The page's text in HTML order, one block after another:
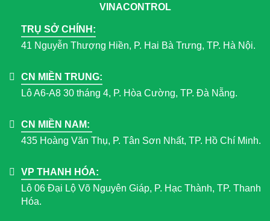
VINACONTROL
TRỤ SỞ CHÍNH:
41 Nguyễn Thượng Hiền, P. Hai Bà Trưng, TP. Hà Nội.
CN MIỀN TRUNG:
Lô A6-A8 30 tháng 4, P. Hòa Cường, TP. Đà Nẵng.
CN MIỀN NAM:
435 Hoàng Văn Thụ, P. Tân Sơn Nhất, TP. Hồ Chí Minh.
VP THANH HÓA:
Lô 06 Đại Lộ Võ Nguyên Giáp, P. Hạc Thành, TP. Thanh
Hóa.